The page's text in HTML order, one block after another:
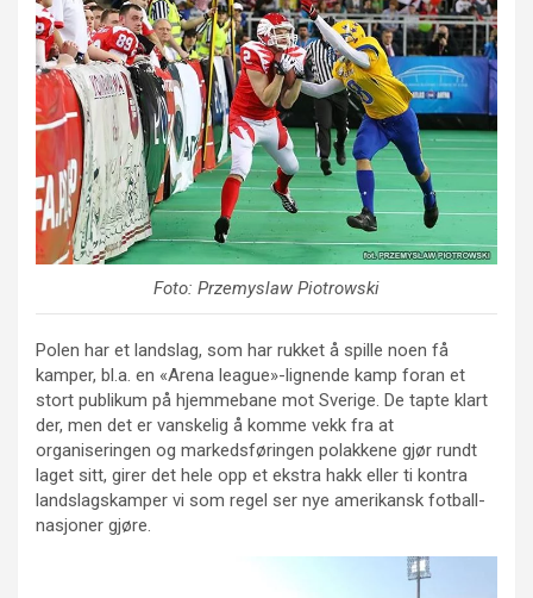
Foto: Przemyslaw Piotrowski
Polen har et landslag, som har rukket å spille noen få
kamper, bl.a. en «Arena league»-lignende kamp foran et
stort publikum på hjemmebane mot Sverige. De tapte klart
der, men det er vanskelig å komme vekk fra at
organiseringen og markedsføringen polakkene gjør rundt
laget sitt, girer det hele opp et ekstra hakk eller ti kontra
landslagskamper vi som regel ser nye amerikansk fotball-
nasjoner gjøre.